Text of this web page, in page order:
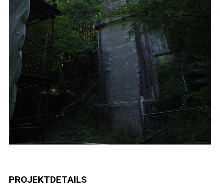
PROJEKTDETAILS